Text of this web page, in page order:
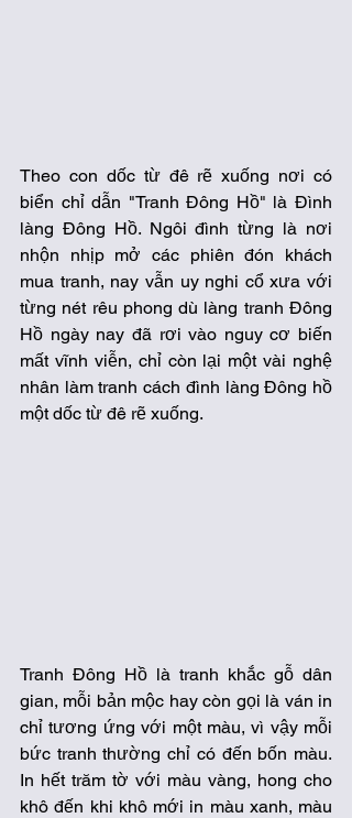
Theo con dốc từ đê rẽ xuống nơi có
biển chỉ dẫn "Tranh Đông Hồ" là Đình
làng Đông Hồ. Ngôi đình từng là nơi
nhộn nhịp mở các phiên đón khách
mua tranh, nay vẫn uy nghi cổ xưa với
từng nét rêu phong dù làng tranh Đông
Hồ ngày nay đã rơi vào nguy cơ biến
mất vĩnh viễn, chỉ còn lại một vài nghệ
nhân làm tranh cách đình làng Đông hồ
một dốc từ đê rẽ xuống.
Tranh Đông Hồ là tranh khắc gỗ dân
gian, mỗi bản mộc hay còn gọi là ván in
chỉ tương ứng với một màu, vì vậy mỗi
bức tranh thường chỉ có đến bốn màu.
In hết trăm tờ với màu vàng, hong cho
khô đến khi khô mới in màu xanh, màu